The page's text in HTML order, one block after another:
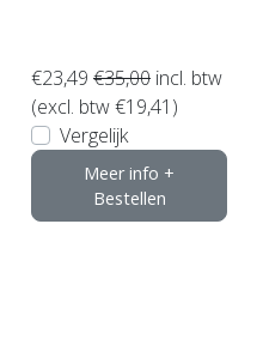
€23,49 €35,00 incl. btw
(excl. btw €19,41)
Vergelijk
Meer info +
Bestellen